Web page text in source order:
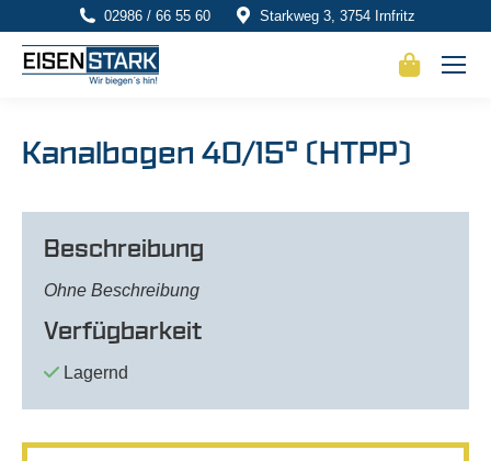
02986 / 66 55 60 Starkweg 3, 3754 Irnfritz
Kanalbogen 40/15° (HTPP)
Beschreibung
Ohne Beschreibung
Verfügbarkeit
Lagernd